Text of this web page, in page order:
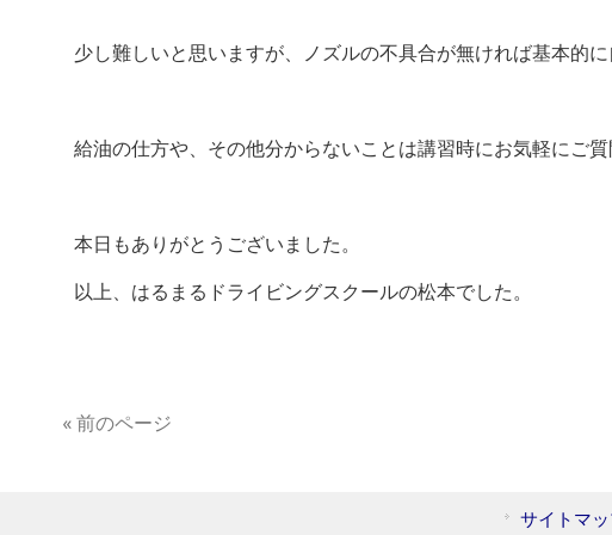
少し難しいと思いますが、ノズルの不具合が無ければ基本的
給油の仕方や、その他分からないことは講習時にお気軽にご質
本日もありがとうございました。
以上、はるまるドライビングスクールの松本でした。
« 前のページ
サイトマ